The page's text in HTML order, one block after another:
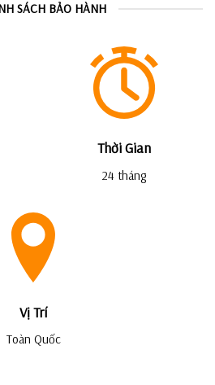
SÁCH BẢO HÀNH
Thời Gian
24 tháng
Vị Trí
Toàn Quốc